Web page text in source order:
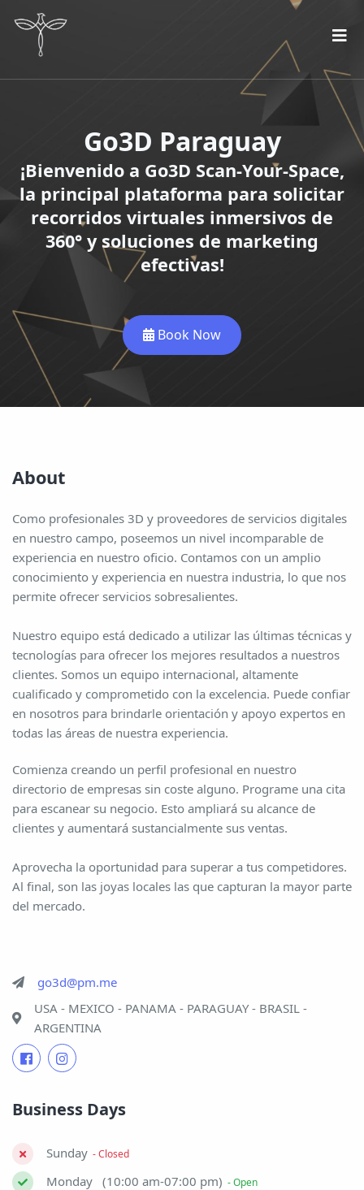
Go3D Paraguay
¡Bienvenido a Go3D Scan-Your-Space,
la principal plataforma para solicitar
recorridos virtuales inmersivos de
360° y soluciones de marketing
efectivas!
Book Now
About
Como profesionales 3D y proveedores de servicios digitales
en nuestro campo, poseemos un nivel incomparable de
experiencia en nuestro oficio. Contamos con un amplio
conocimiento y experiencia en nuestra industria, lo que nos
permite ofrecer servicios sobresalientes.
Nuestro equipo está dedicado a utilizar las últimas técnicas y
tecnologías para ofrecer los mejores resultados a nuestros
clientes. Somos un equipo internacional, altamente
cualificado y comprometido con la excelencia. Puede confiar
en nosotros para brindarle orientación y apoyo expertos en
todas las áreas de nuestra experiencia.
Comienza creando un perfil profesional en nuestro
directorio de empresas sin coste alguno. Programe una cita
para escanear su negocio. Esto ampliará su alcance de
clientes y aumentará sustancialmente sus ventas.
Aprovecha la oportunidad para superar a tus competidores.
Al final, son las joyas locales las que capturan la mayor parte
del mercado.
go3d@pm.me
USA - MEXICO - PANAMA - PARAGUAY - BRASIL -
ARGENTINA
Business Days
Sunday - Closed
Monday (10:00 am-07:00 pm) - Open